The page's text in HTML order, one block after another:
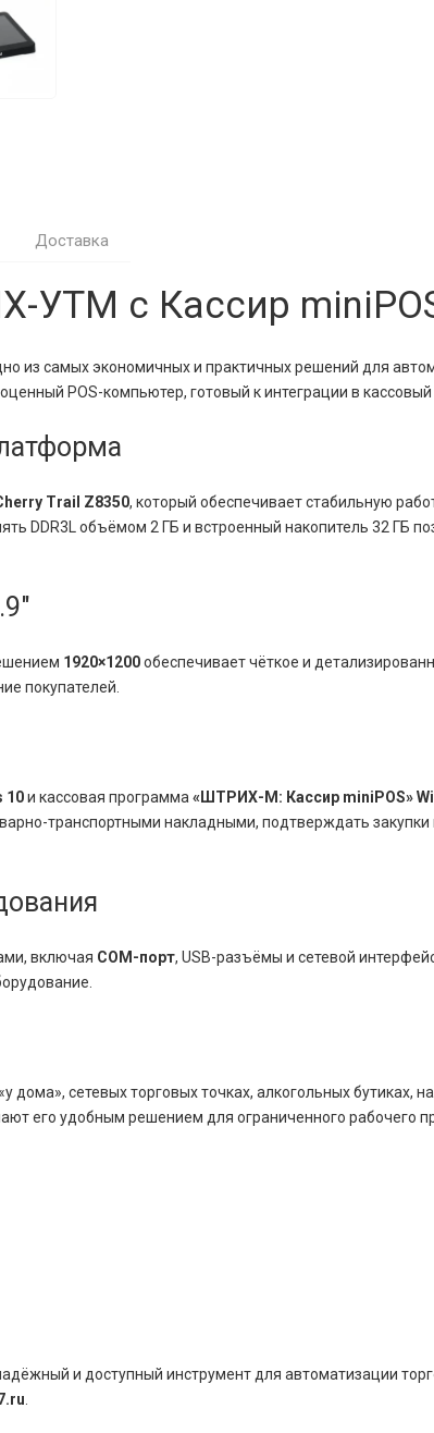
Доставка
с Кассир
из самых экономичных и практичных решений для
POS-компьютер, готовый к интеграции в
Trail Z8350, который обеспечивает стабильную
DDR3L объёмом 2 ГБ и встроенный накопитель 32 ГБ
1920×1200обеспечивает чёткое и
покупателей.
10и кассовая программа «ШТРИХ-М: Кассир miniPOS»
транспортными накладными, подтверждать
включая COM-порт, USB-разъёмы и сетевой
сетевых торговых точках, алкогольных бутиках,
его удобным решением для ограниченного рабочего
и доступный инструмент для автоматизации